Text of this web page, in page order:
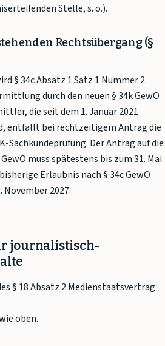
Stelle, s. o.).
Rechtsübergang (§
§ 34c Absatz 1 Satz 1 Nummer 2
durch den neuen § 34k GewO
die seit dem 1. Januar 2021
entfällt bei rechtzeitigem Antrag die
Sachkundeprüfung. Der Antrag auf die
muss spätestens bis zum 31. Mai
Erlaubnis nach § 34c GewO
2027.
journalistisch-
§ 18 Absatz 2 Medienstaatsvertrag
oben.